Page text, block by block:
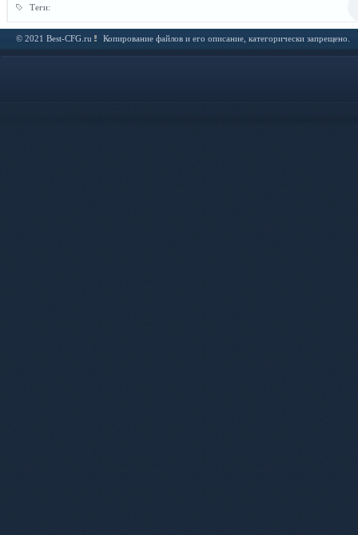
Теги:
© 2021 Best-CFG.ru Копирование файлов и его описание, категорически запрещено.